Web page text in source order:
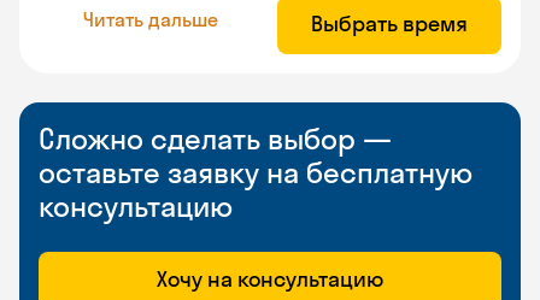
Читать дальше Выбрать время
Сложно сделать выбор —
оставьте заявку на бесплатную
консультацию
Хочу на консультацию